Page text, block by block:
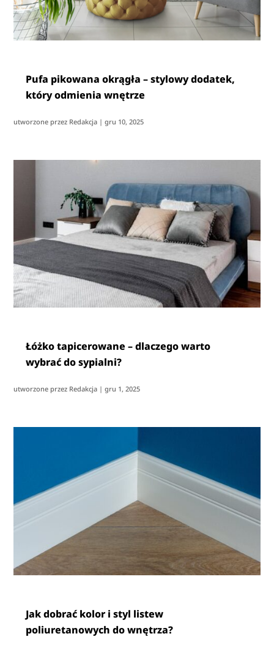
Pufa pikowana okrągła – stylowy dodatek,
który odmienia wnętrze
utworzone przez Redakcja |gru 10, 2025
Łóżko tapicerowane – dlaczego warto
wybrać do sypialni?
utworzone przez Redakcja |gru 1, 2025
Jak dobrać kolor i styl listew
poliuretanowych do wnętrza?